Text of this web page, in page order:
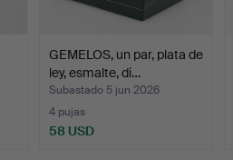
GEMELOS, un par, plata de
ley, esmalte, di…
Subastado 5 jun 2026
4 pujas
58 USD